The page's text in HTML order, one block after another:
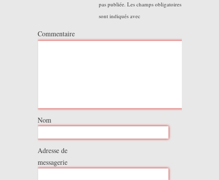
pas publiée. Les champs obligatoires
sont indiqués avec
Commentaire
Nom
Adresse de
messagerie